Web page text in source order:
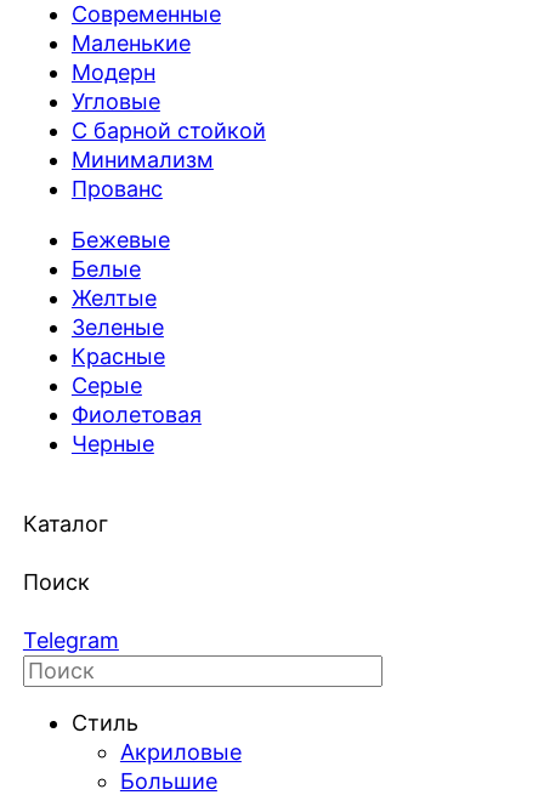
Современные
Маленькие
Модерн
Угловые
С барной стойкой
Минимализм
Прованс
Бежевые
Белые
Желтые
Зеленые
Красные
Серые
Фиолетовая
Черные
Каталог
Поиск
Telegram
Стиль
Акриловые
Большие